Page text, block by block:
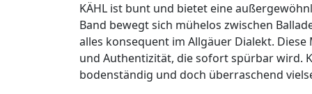
KÄHL ist bunt und bietet eine
Band bewegt sich mühelos zwischen
alles konsequent im Allgäuer Dialekt.
und Authentizität, die sofort spürbar wird.
bodenständig und doch überraschend